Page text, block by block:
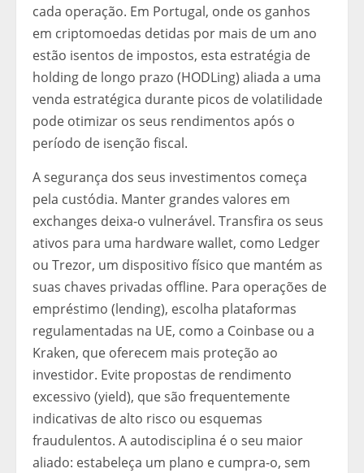
cada operação. Em Portugal, onde os ganhos
em criptomoedas detidas por mais de um ano
estão isentos de impostos, esta estratégia de
holding de longo prazo (HODLing) aliada a uma
venda estratégica durante picos de volatilidade
pode otimizar os seus rendimentos após o
período de isenção fiscal.
A segurança dos seus investimentos começa
pela custódia. Manter grandes valores em
exchanges deixa-o vulnerável. Transfira os seus
ativos para uma hardware wallet, como Ledger
ou Trezor, um dispositivo físico que mantém as
suas chaves privadas offline. Para operações de
empréstimo (lending), escolha plataformas
regulamentadas na UE, como a Coinbase ou a
Kraken, que oferecem mais proteção ao
investidor. Evite propostas de rendimento
excessivo (yield), que são frequentemente
indicativas de alto risco ou esquemas
fraudulentos. A autodisciplina é o seu maior
aliado: estabeleça um plano e cumpra-o, sem